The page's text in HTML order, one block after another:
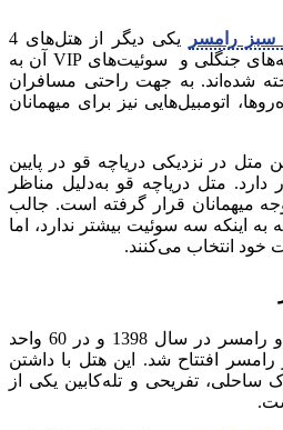
سبز رامسر
یکی دیگر از هتل‌های 4
ستاره این شهر است که کلبه‌های جنگلی و سوئیت‌های VIP آن به
شده‌اند. به جهت راحتی مسافران
اتومبیل‌هایی نیز برای میهمانان
متل در نزدیکی دریاچه قو در پایین
متل دریاچه قو به‌دلیل مناظر
میهمانان قرار گرفته است. جالب
به اینکه سه سوئیت بیشتر ندارد، اما
خود انتخاب می‌کنند.
هتل لیدو رامسر در سال 1398 و در 60 واحد
در شهر رامسر افتتاح شد. این هتل با داشتن
ساحلی، تفریحی و تله‌کابین یکی از